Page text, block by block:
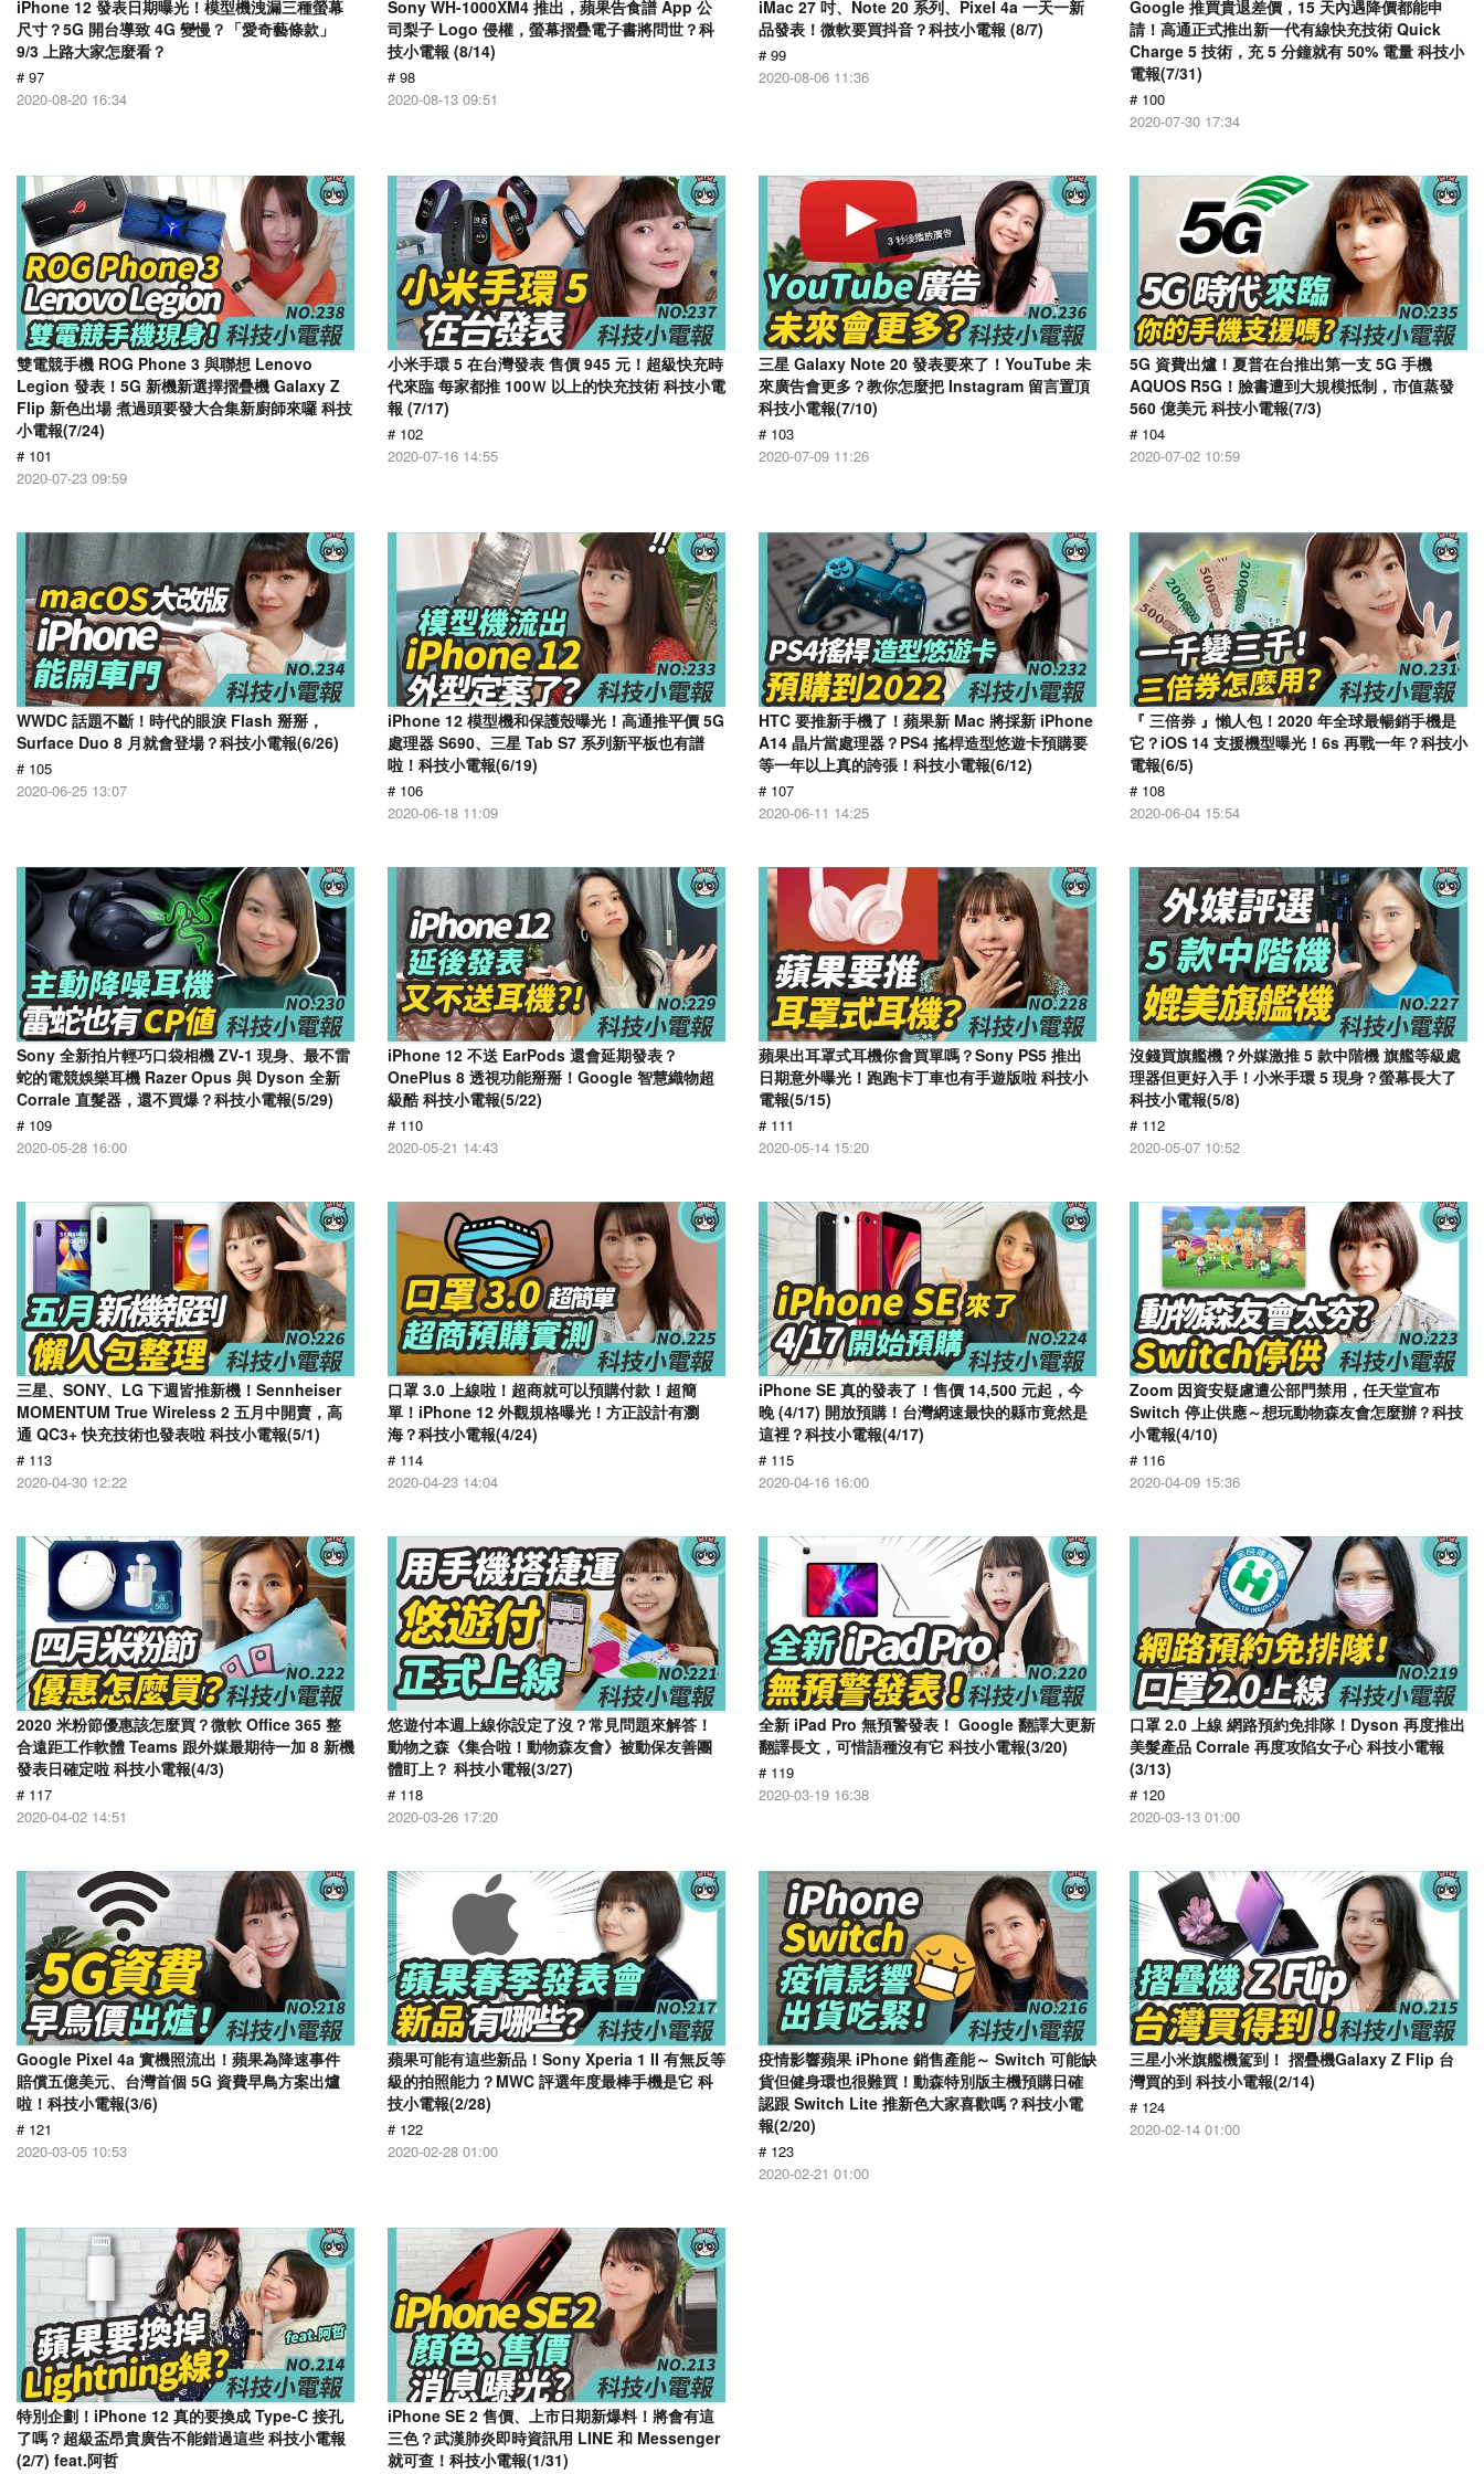
iPhone 12 發表日期曝光！模型機洩漏三種螢幕
尺寸？5G 開台導致 4G 變慢？「愛奇藝條款」
9/3 上路大家怎麼看？
# 97
2020-08-20 16:34
Sony WH-1000XM4 推出，蘋果告食譜 App 公
司梨子 Logo 侵權，螢幕摺疊電子書將問世？科
技小電報 (8/14)
# 98
2020-08-13 09:51
iMac 27 吋、Note 20 系列、Pixel 4a 一天一新
品發表！微軟要買抖音？科技小電報 (8/7)
# 99
2020-08-06 11:36
Google 推買貴退差價，15 天內遇降價都能申
請！高通正式推出新一代有線快充技術 Quick
Charge 5 技術，充 5 分鐘就有 50% 電量 科技小
電報(7/31)
# 100
2020-07-30 17:34
雙電競手機 ROG Phone 3 與聯想 Lenovo
Legion 發表！5G 新機新選擇摺疊機 Galaxy Z
Flip 新色出場 煮過頭要發大合集新廚師來囉 科技
小電報(7/24)
# 101
2020-07-23 09:59
小米手環 5 在台灣發表 售價 945 元！超級快充時
代來臨 每家都推 100Ｗ 以上的快充技術 科技小電
報 (7/17)
# 102
2020-07-16 14:55
三星 Galaxy Note 20 發表要來了！YouTube 未
來廣告會更多？教你怎麼把 Instagram 留言置頂
科技小電報(7/10)
# 103
2020-07-09 11:26
5G 資費出爐！夏普在台推出第一支 5G 手機
AQUOS R5G！臉書遭到大規模抵制，市值蒸發
560 億美元 科技小電報(7/3)
# 104
2020-07-02 10:59
WWDC 話題不斷！時代的眼淚 Flash 掰掰，
Surface Duo 8 月就會登場？科技小電報(6/26)
# 105
2020-06-25 13:07
iPhone 12 模型機和保護殼曝光！高通推平價 5G
處理器 S690、三星 Tab S7 系列新平板也有譜
啦！科技小電報(6/19)
# 106
2020-06-18 11:09
HTC 要推新手機了！蘋果新 Mac 將採新 iPhone
A14 晶片當處理器？PS4 搖桿造型悠遊卡預購要
等一年以上真的誇張！科技小電報(6/12)
# 107
2020-06-11 14:25
『 三倍券 』懶人包！2020 年全球最暢銷手機是
它？iOS 14 支援機型曝光！6s 再戰一年？科技小
電報(6/5)
# 108
2020-06-04 15:54
Sony 全新拍片輕巧口袋相機 ZV-1 現身、最不雷
蛇的電競娛樂耳機 Razer Opus 與 Dyson 全新
Corrale 直髮器，還不買爆？科技小電報(5/29)
# 109
2020-05-28 16:00
iPhone 12 不送 EarPods 還會延期發表？
OnePlus 8 透視功能掰掰！Google 智慧織物超
級酷 科技小電報(5/22)
# 110
2020-05-21 14:43
蘋果出耳罩式耳機你會買單嗎？Sony PS5 推出
日期意外曝光！跑跑卡丁車也有手遊版啦 科技小
電報(5/15)
# 111
2020-05-14 15:20
沒錢買旗艦機？外媒激推 5 款中階機 旗艦等級處
理器但更好入手！小米手環 5 現身？螢幕長大了
科技小電報(5/8)
# 112
2020-05-07 10:52
三星、SONY、LG 下週皆推新機！Sennheiser
MOMENTUM True Wireless 2 五月中開賣，高
通 QC3+ 快充技術也發表啦 科技小電報(5/1)
# 113
2020-04-30 12:22
口罩 3.0 上線啦！超商就可以預購付款！超簡
單！iPhone 12 外觀規格曝光！方正設計有瀏
海？科技小電報(4/24)
# 114
2020-04-23 14:04
​iPhone SE 真的發表了！售價 14,500 元起，今
晚 (4/17) 開放預購！台灣網速最快的縣市竟然是
這裡？科技小電報(4/17)
# 115
2020-04-16 16:00
Zoom 因資安疑慮遭公部門禁用，任天堂宣布
Switch 停止供應～想玩動物森友會怎麼辦？科技
小電報(4/10)
# 116
2020-04-09 15:36
2020 米粉節優惠該怎麼買？微軟 Office 365 整
合遠距工作軟體 Teams 跟外媒最期待一加 8 新機
發表日確定啦 科技小電報(4/3)
# 117
2020-04-02 14:51
悠遊付本週上線你設定了沒？常見問題來解答！
動物之森《集合啦！動物森友會》被動保友善團
體盯上？ 科技小電報(3/27)
# 118
2020-03-26 17:20
全新 iPad Pro 無預警發表！ Google 翻譯大更新
翻譯長文，可惜語種沒有它 科技小電報(3/20)
# 119
2020-03-19 16:38
口罩 2.0 上線 網路預約免排隊！Dyson 再度推出
美髮產品 Corrale 再度攻陷女子心 科技小電報
(3/13)
# 120
2020-03-13 01:00
Google Pixel 4a 實機照流出！蘋果為降速事件
賠償五億美元、台灣首個 5G 資費早鳥方案出爐
啦！科技小電報(3/6)
# 121
2020-03-05 10:53
蘋果可能有這些新品！Sony Xperia 1 II 有無反等
級的拍照能力？MWC 評選年度最棒手機是它 科
技小電報(2/28)
# 122
2020-02-28 01:00
疫情影響蘋果 iPhone 銷售產能～ Switch 可能缺
貨但健身環也很難買！動森特別版主機預購日確
認跟 Switch Lite 推新色大家喜歡嗎？科技小電
報(2/20)
# 123
2020-02-21 01:00
三星小米旗艦機駕到！ 摺疊機Galaxy Z Flip 台
灣買的到 科技小電報(2/14)
# 124
2020-02-14 01:00
特別企劃！iPhone 12 真的要換成 Type-C 接孔
了嗎？超級盃昂貴廣告不能錯過這些 科技小電報
(2/7) feat.阿哲
iPhone SE 2 售價、上市日期新爆料！將會有這
三色？武漢肺炎即時資訊用 LINE 和 Messenger
就可查！科技小電報(1/31)